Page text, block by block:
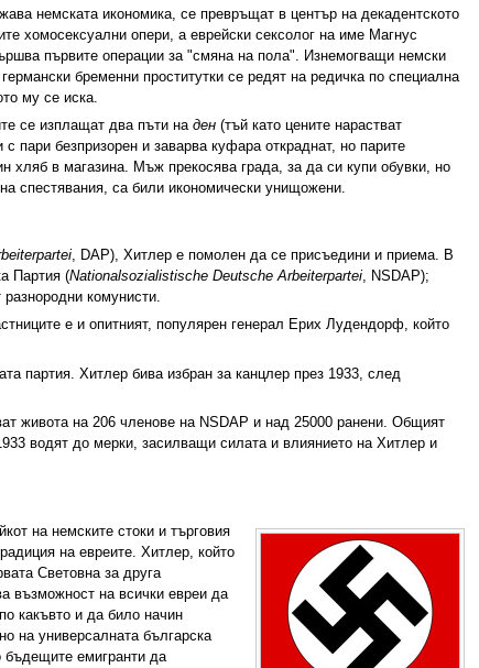
немската икономика, се превръщат в център на декадентското
хомосексуални опери, а еврейски сексолог на име Магнус
първите операции за "смяна на пола". Изнемогващи немски
бременни проститутки се редят на редичка по специална
му се иска.
се изплащат два пъти на ден(тъй като цените нарастват
безпризорен и заварва куфара откраднат, но парите
в магазина. Мъж прекосява града, за да си купи обувки, но
спестявания, са били икономически унищожени.
, DAP), Хитлер е помолен да се присъедини и приема. В
Партия (Nationalsozialistische Deutsche Arbeiterpartei, NSDAP);
комунисти.
е и опитният, популярен генерал Ерих Лудендорф, който
партия. Хитлер бива избран за канцлер през 1933, след
живота на 206 членове на NSDAP и над 25000 ранени. Общият
водят до мерки, засилващи силата и влиянието на Хитлер и
на немските стоки и търговия
на евреите. Хитлер, който
Световна за друга
възможност на всички евреи да
какъвто и да било начин
на универсалната българска
бъдещите емигранти да